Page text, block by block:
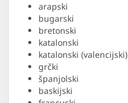
arapski
bugarski
bretonski
katalonski
katalonski (valencijski)
grčki
španjolski
baskijski